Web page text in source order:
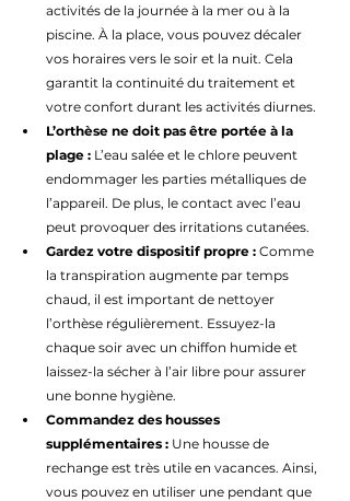
activités de la journée à la mer ou à la
piscine. À la place, vous pouvez décaler
vos horaires vers le soir et la nuit. Cela
garantit la continuité du traitement et
votre confort durant les activités diurnes.
L’orthèse ne doit pas être portée à la
plage : L’eau salée et le chlore peuvent
endommager les parties métalliques de
l’appareil. De plus, le contact avec l’eau
peut provoquer des irritations cutanées.
Gardez votre dispositif propre : Comme
la transpiration augmente par temps
chaud, il est important de nettoyer
l’orthèse régulièrement. Essuyez-la
chaque soir avec un chiffon humide et
laissez-la sécher à l’air libre pour assurer
une bonne hygiène.
Commandez des housses
supplémentaires : Une housse de
rechange est très utile en vacances. Ainsi,
vous pouvez en utiliser une pendant que